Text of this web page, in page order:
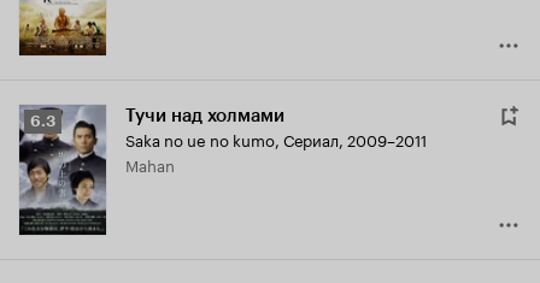
Рейтинг
Кинопоиска
6.3
6.3 Тучи над холмами
Saka no ue no kumo, Сериал, 2009–2011
Mahan